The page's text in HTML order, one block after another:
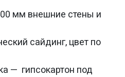
мм внешние стены и
сайдинг, цвет по
— гипсокартон под